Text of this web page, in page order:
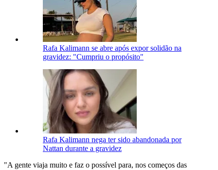
Rafa Kalimann se abre após expor solidão na
gravidez: "Cumpriu o propósito"
Rafa Kalimann nega ter sido abandonada por
Nattan durante a gravidez
"A gente viaja muito e faz o possível para, nos começos das